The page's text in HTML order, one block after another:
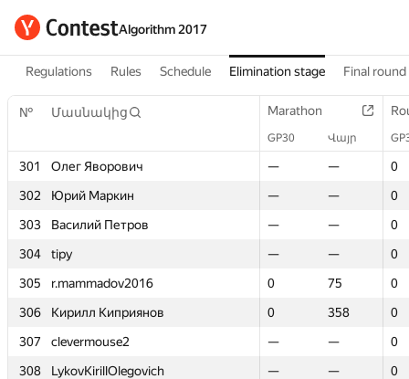
Algorithm 2017
Regulations Rules Schedule Elimination stage Final round
№ Մասնակից Marathon
GP30 Վայր
301 Олег Яворович — —
0
302
Юрий Маркин — —
0
303
Василий Петров — —
0
304
tipy — —
0
305
r.mammadov2016 0 75
0
306
Кирилл Киприянов 0 358
0
307
clevermouse2 — —
0
308
LykovKirillOlegovich — —
0
№ Մասնակից Marathon
GP30 Վայր
301 Олег Яворович — —
0
302
Юрий Маркин — —
0
303
Василий Петров — —
0
304
tipy — —
0
305
r.mammadov2016 0 75
0
306
Кирилл Киприянов 0 358
0
307
clevermouse2 — —
0
308
LykovKirillOlegovich — —
0